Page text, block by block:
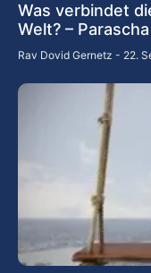
Was verbindet
Welt? –
Rav Dovid Gernetz 22.